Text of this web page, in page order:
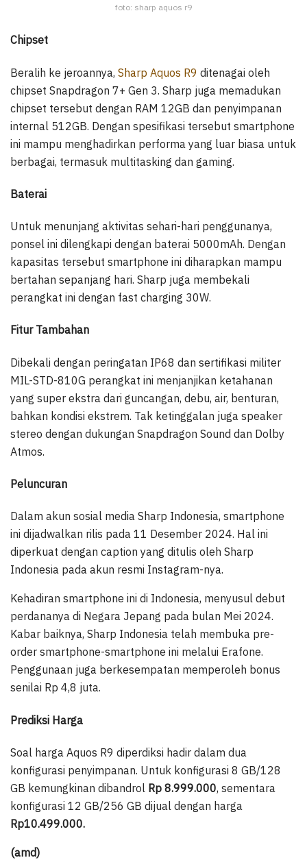
foto: sharp aquos r9
Chipset
Beralih ke jeroannya, Sharp Aquos R9 ditenagai oleh
chipset Snapdragon 7+ Gen 3. Sharp juga memadukan
chipset tersebut dengan RAM 12GB dan penyimpanan
internal 512GB. Dengan spesifikasi tersebut smartphone
ini mampu menghadirkan performa yang luar biasa untuk
berbagai, termasuk multitasking dan gaming.
Baterai
Untuk menunjang aktivitas sehari-hari penggunanya,
ponsel ini dilengkapi dengan baterai 5000mAh. Dengan
kapasitas tersebut smartphone ini diharapkan mampu
bertahan sepanjang hari. Sharp juga membekali
perangkat ini dengan fast charging 30W.
Fitur Tambahan
Dibekali dengan peringatan IP68 dan sertifikasi militer
MIL-STD-810G perangkat ini menjanjikan ketahanan
yang super ekstra dari guncangan, debu, air, benturan,
bahkan kondisi ekstrem. Tak ketinggalan juga speaker
stereo dengan dukungan Snapdragon Sound dan Dolby
Atmos.
Peluncuran
Dalam akun sosial media Sharp Indonesia, smartphone
ini dijadwalkan rilis pada 11 Desember 2024. Hal ini
diperkuat dengan caption yang ditulis oleh Sharp
Indonesia pada akun resmi Instagram-nya.
Kehadiran smartphone ini di Indonesia, menyusul debut
perdananya di Negara Jepang pada bulan Mei 2024.
Kabar baiknya, Sharp Indonesia telah membuka pre-
order smartphone-smartphone ini melalui Erafone.
Penggunaan juga berkesempatan memperoleh bonus
senilai Rp 4,8 juta.
Prediksi Harga
Soal harga Aquos R9 diperdiksi hadir dalam dua
konfigurasi penyimpanan. Untuk konfigurasi 8 GB/128
GB kemungkinan dibandrol Rp 8.999.000, sementara
konfigurasi 12 GB/256 GB dijual dengan harga
Rp10.499.000.
(amd)